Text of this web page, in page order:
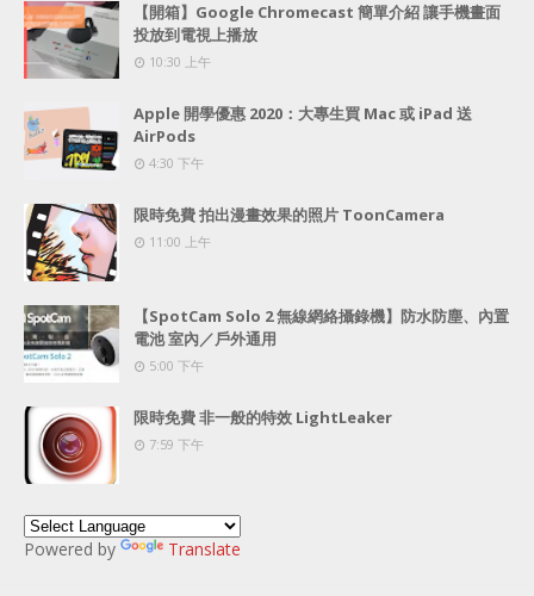
【開箱】Google Chromecast 簡單介紹 讓手機畫面
投放到電視上播放
10:30 上午
Apple 開學優惠 2020：大專生買 Mac 或 iPad 送
AirPods
4:30 下午
限時免費 拍出漫畫效果的照片 ToonCamera
11:00 上午
【SpotCam Solo 2 無線網絡攝錄機】防水防塵、內置
電池 室內／戶外通用
5:00 下午
限時免費 非一般的特效 LightLeaker
7:59 下午
Powered by Translate